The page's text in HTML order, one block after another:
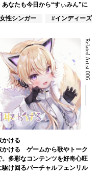
ディーズ
なたも今日から“すぃみん”に
性シンガー
#インディーズ
Related Artist 006
かける
かける ゲームから歌やトーク
。多彩なコンテンツを好奇心旺
駆け回るバーチャルフェンリル